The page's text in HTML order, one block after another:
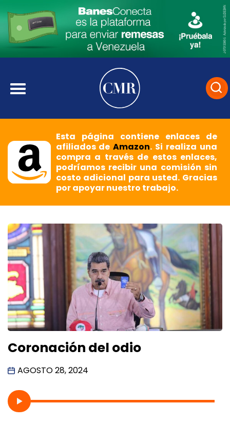
Esta página contiene enlaces de
afiliados deAmazon. Si realiza una
compra a través de estos enlaces,
podríamos recibir una comisión sin
costo adicional para usted. Gracias
por apoyar nuestro trabajo.
Coronación del odio
AGOSTO 28, 2024